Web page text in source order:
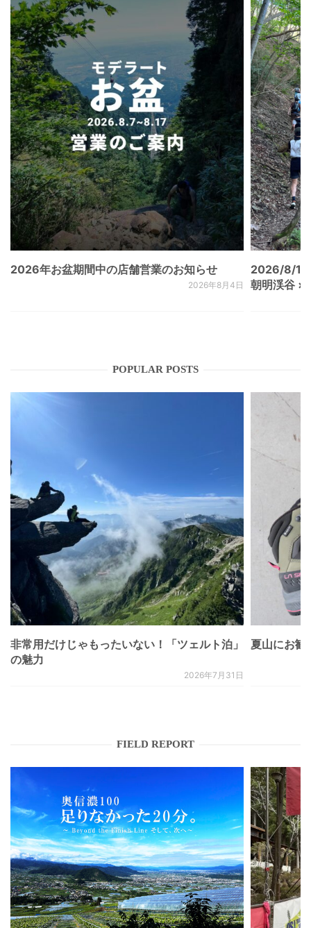
2026年お盆期間中の店舗営業のお知らせ
2026年8月4日
2026/8/
朝明渓谷 ×
POPULAR POSTS
非常用だけじゃもったいない！「ツェルト泊」
の魅力
2026年7月31日
夏山にお
FIELD REPORT